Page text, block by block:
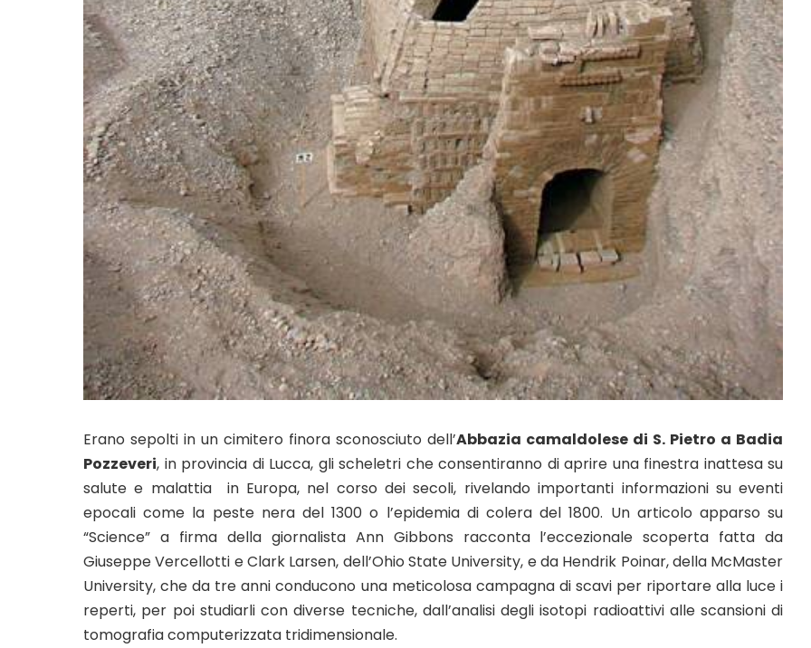
Erano sepolti in un cimitero finora sconosciuto dell’Abbazia camaldolese di S. Pietro a Badia
Pozzeveri, in provincia di Lucca, gli scheletri che consentiranno di aprire una finestra inattesa su
salute e malattia in Europa, nel corso dei secoli, rivelando importanti informazioni su eventi
epocali come la peste nera del 1300 o l’epidemia di colera del 1800. Un articolo apparso su
“Science” a firma della giornalista Ann Gibbons racconta l’eccezionale scoperta fatta da
Giuseppe Vercellotti e Clark Larsen, dell’Ohio State University, e da Hendrik Poinar, della McMaster
University, che da tre anni conducono una meticolosa campagna di scavi per riportare alla luce i
reperti, per poi studiarli con diverse tecniche, dall’analisi degli isotopi radioattivi alle scansioni di
tomografia computerizzata tridimensionale.